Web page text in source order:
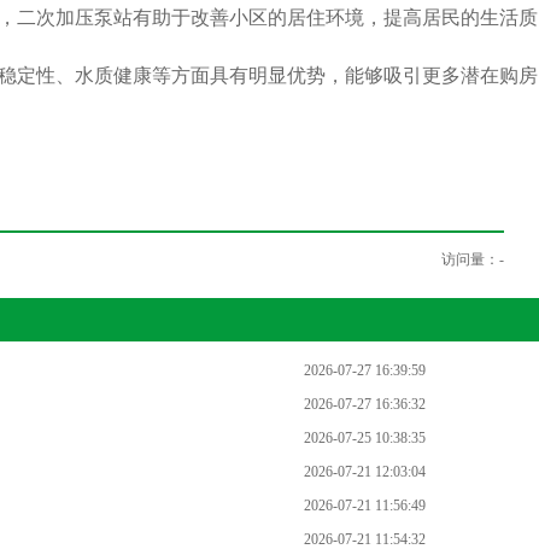
二次加压泵站有助于改善小区的居住环境，提高居民的生活质
定性、水质健康等方面具有明显优势，能够吸引更多潜在购房
访问量： -
2026-07-27 16:39:59
2026-07-27 16:36:32
2026-07-25 10:38:35
2026-07-21 12:03:04
2026-07-21 11:56:49
2026-07-21 11:54:32